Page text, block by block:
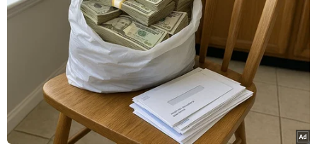
Theo dõi VietnamPlus
TIN LIÊN QUAN